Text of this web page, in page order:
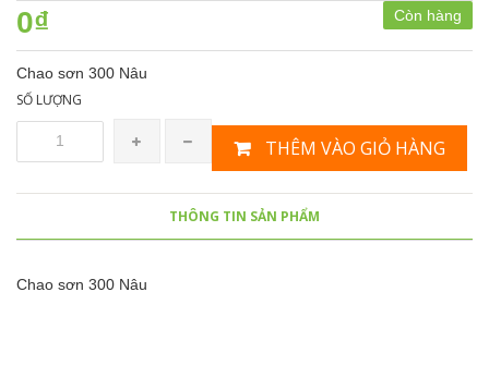
Còn hàng
0₫
Chao sơn 300 Nâu
SỐ LƯỢNG
THÊM VÀO GIỎ HÀNG
THÔNG TIN SẢN PHẨM
Chao sơn 300 Nâu